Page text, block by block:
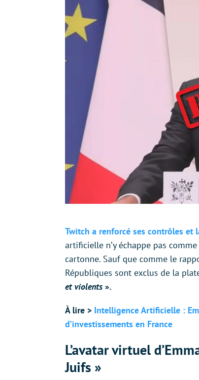
Twitch a renforcé ses contrôles et
artificielle n’y échappe pas
cartonne. Sauf que comme le
Républiques sont exclus de la
et violents ».
À lire > Intelligence Artificielle :
d’investissements en France
L’avatar virtuel
Juifs »